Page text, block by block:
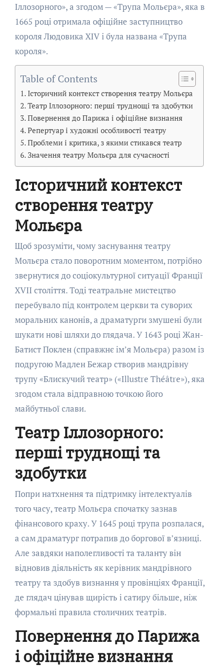
Іллозорного», а згодом — «Трупа Мольєра», яка в
1665 році отримала офіційне заступництво
короля Людовика XIV і була названа «Трупа
короля».
Table of Contents
Історичний контекст створення театру Мольєра
Театр Іллозорного: перші труднощі та здобутки
Повернення до Парижа і офіційне визнання
Репертуар і художні особливості театру
Проблеми і критика, з якими стикався театр
Значення театру Мольєра для сучасності
Історичний контекст
створення театру
Мольєра
Щоб зрозуміти, чому заснування театру
Мольєра стало поворотним моментом, потрібно
звернутися до соціокультурної ситуації Франції
XVII століття. Тоді театральне мистецтво
перебувало під контролем церкви та суворих
моральних канонів, а драматурги змушені були
шукати нові шляхи до глядача. У 1643 році Жан-
Батист Поклен (справжнє ім’я Мольєра) разом із
подругою Мадлен Бежар створив мандрівну
трупу «Блискучий театр» («Illustre Théâtre»), яка
згодом стала відправною точкою його
майбутньої слави.
Театр Іллозорного:
перші труднощі та
здобутки
Попри натхнення та підтримку інтелектуалів
того часу, театр Мольєра спочатку зазнав
фінансового краху. У 1645 році трупа розпалася,
а сам драматург потрапив до боргової в’язниці.
Але завдяки наполегливості та таланту він
відновив діяльність як керівник мандрівного
театру та здобув визнання у провінціях Франції,
де глядач цінував щирість і сатиру більше, ніж
формальні правила столичних театрів.
Повернення до Парижа
і офіційне визнання